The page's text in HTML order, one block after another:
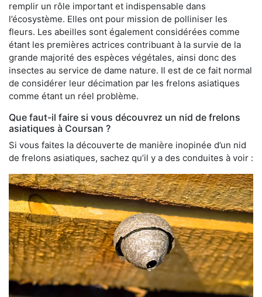
remplir un rôle important et indispensable dans
l’écosystème. Elles ont pour mission de polliniser les
fleurs. Les abeilles sont également considérées comme
étant les premières actrices contribuant à la survie de la
grande majorité des espèces végétales, ainsi donc des
insectes au service de dame nature. Il est de ce fait normal
de considérer leur décimation par les frelons asiatiques
comme étant un réel problème.
Que faut-il faire si vous découvrez un nid de frelons
asiatiques à Coursan ?
Si vous faites la découverte de manière inopinée d’un nid
de frelons asiatiques, sachez qu’il y a des conduites à voir :